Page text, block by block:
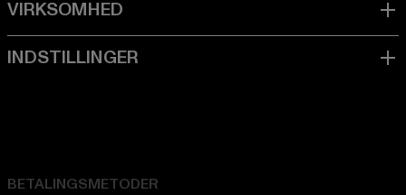
BETALINGSMETODER